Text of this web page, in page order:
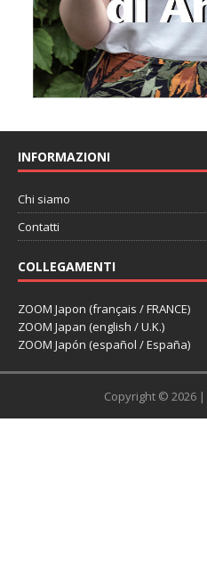
INFORMAZIONI
Chi siamo
Contatti
COLLEGAMENTI
ZOOM Japon (français / FRANCE)
ZOOM Japan (english / U.K.)
ZOOM Japón (español / España)
Copyright © 2026 |